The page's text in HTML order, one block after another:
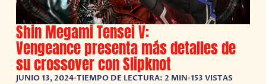
Shin Megami Tensei V:
Vengeance presenta más detalles de
su crossover con Slipknot
JUNIO 13, 2024•TIEMPO DE LECTURA: 2 MIN•153 VISTAS